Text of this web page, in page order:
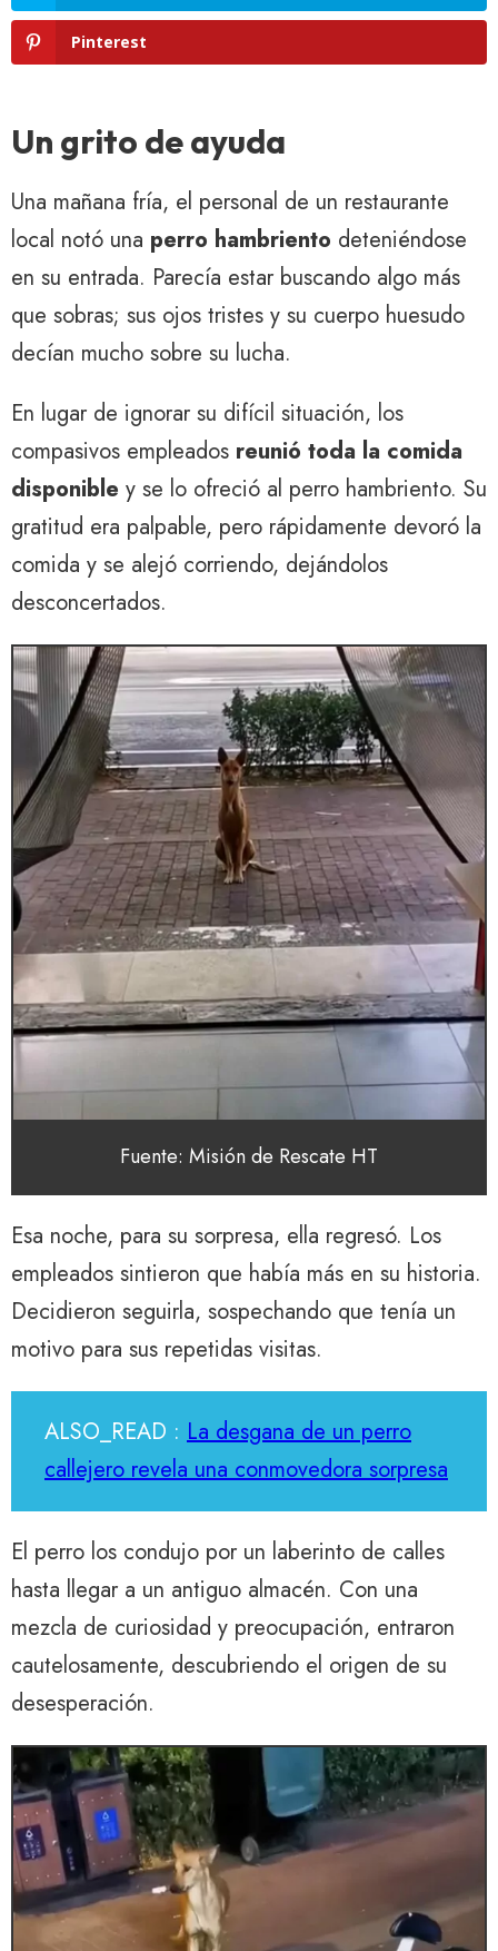
Pinterest
Un grito de ayuda
Una mañana fría, el personal de un restaurante
local notó una perro hambriento deteniéndose
en su entrada. Parecía estar buscando algo más
que sobras; sus ojos tristes y su cuerpo huesudo
decían mucho sobre su lucha.
En lugar de ignorar su difícil situación, los
compasivos empleados reunió toda la comida
disponible y se lo ofreció al perro hambriento. Su
gratitud era palpable, pero rápidamente devoró la
comida y se alejó corriendo, dejándolos
desconcertados.
Fuente: Misión de Rescate HT
Esa noche, para su sorpresa, ella regresó. Los
empleados sintieron que había más en su historia.
Decidieron seguirla, sospechando que tenía un
motivo para sus repetidas visitas.
ALSO_READ : La desgana de un perro
callejero revela una conmovedora sorpresa
El perro los condujo por un laberinto de calles
hasta llegar a un antiguo almacén. Con una
mezcla de curiosidad y preocupación, entraron
cautelosamente, descubriendo el origen de su
desesperación.